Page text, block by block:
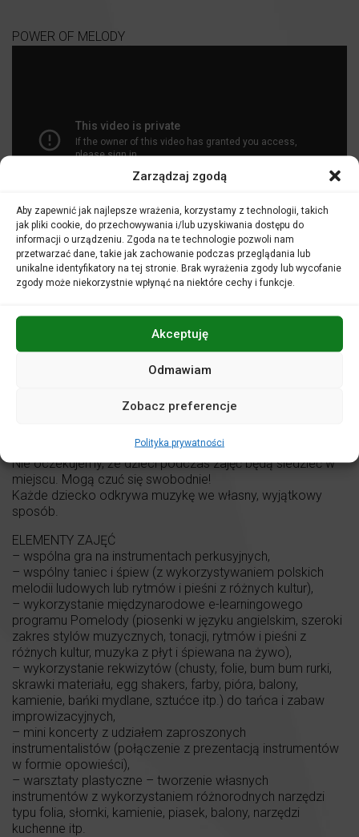
Zarządzaj zgodą
Aby zapewnić jak najlepsze wrażenia, korzystamy z technologii, takich
jak pliki cookie, do przechowywania i/lub uzyskiwania dostępu do
informacji o urządzeniu. Zgoda na te technologie pozwoli nam
przetwarzać dane, takie jak zachowanie podczas przeglądania lub
unikalne identyfikatory na tej stronie. Brak wyrażenia zgody lub wycofanie
zgody może niekorzystnie wpłynąć na niektóre cechy i funkcje.
Akceptuję
Odmawiam
Zobacz preferencje
Polityka prywatności
POWER OF MELODY
CO WYRÓŻNIA Power of Melody ?
ZAŁOŻENIA
Program zajęć opiera się na założeniu, iż wszystkie dzieci
są uzdolnione muzycznie. Poprzez realne doświadczenia
wprowadza dzieci w świat tworzenia muzyki, a nie tylko
biernego percypowania go. Kluczowy dla założeń
programu jest fakt, iż małe dzieci uczą się najskuteczniej,
naśladując swoje najpotężniejsze autorytety, jakimi są
aktywnie tworzyć muzykę – nawet jeśli nie są „uzdolnieni
Nie oczekujemy, że dzieci podczas zajęć będą siedzieć w
miejscu. Mogą czuć się swobodnie!
Każde dziecko odkrywa muzykę we własny, wyjątkowy
sposób.
ELEMENTY ZAJĘĆ
– wspólna gra na instrumentach perkusyjnych,
– wspólny taniec i śpiew (z wykorzystywaniem polskich
melodii ludowych lub rytmów i pieśni z różnych kultur),
– wykorzystanie międzynarodowe e-learningowego
programu Pomelody (piosenki w języku angielskim, szeroki
zakres stylów muzycznych, tonacji, rytmów i pieśni z
różnych kultur, muzyka z płyt i śpiewana na żywo),
– wykorzystanie rekwizytów (chusty, folie, bum bum rurki,
skrawki materiału, egg shakers, farby, pióra, balony,
kamienie, bańki mydlane, sztućce itp.) do tańca i zabaw
improwizacyjnych,
– mini koncerty z udziałem zaproszonych
instrumentalistów (połączenie z prezentacją instrumentów
w formie opowieści),
– warsztaty plastyczne – tworzenie własnych
instrumentów z wykorzystaniem różnorodnych narzędzi
typu folia, słomki, kamienie, piasek, balony, narzędzi
kuchenne itp.